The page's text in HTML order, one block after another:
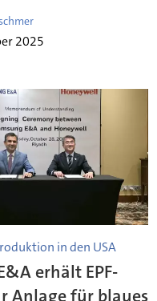
2025
in den USA
erhält EPF-
Anlage für blaues